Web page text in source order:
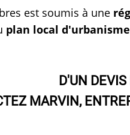
est soumis à une
plan local d'urbanisme
D'UN
MARVIN,